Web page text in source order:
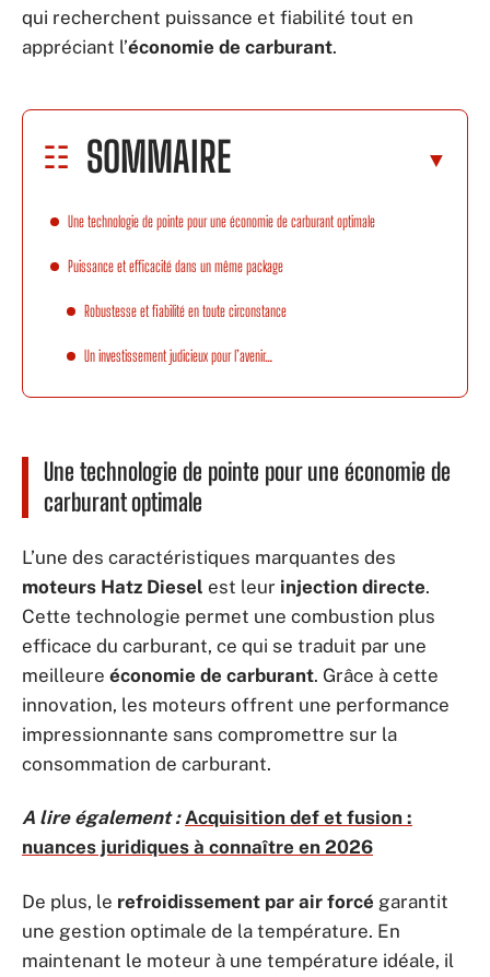
qui recherchent puissance et fiabilité tout en
appréciant l’économie de carburant.
SOMMAIRE
Une technologie de pointe pour une économie de carburant optimale
Puissance et efficacité dans un même package
Robustesse et fiabilité en toute circonstance
Un investissement judicieux pour l’avenir…
Une technologie de pointe pour une économie de
carburant optimale
L’une des caractéristiques marquantes des
moteurs Hatz Diesel est leur injection directe.
Cette technologie permet une combustion plus
efficace du carburant, ce qui se traduit par une
meilleure économie de carburant. Grâce à cette
innovation, les moteurs offrent une performance
impressionnante sans compromettre sur la
consommation de carburant.
A lire également : Acquisition def et fusion :
nuances juridiques à connaître en 2026
De plus, le refroidissement par air forcé garantit
une gestion optimale de la température. En
maintenant le moteur à une température idéale, il